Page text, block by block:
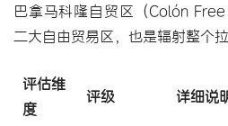
巴拿马科隆自贸区（Colón
二大自由贸易区，也是辐射整个
评估维
度
评级 详细说